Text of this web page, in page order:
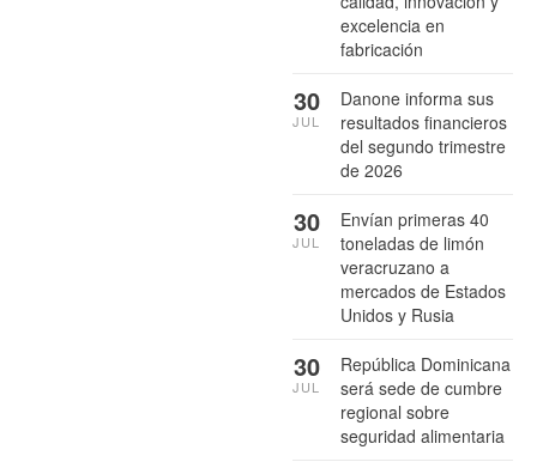
excelencia en
fabricación
Danone informa sus
resultados financieros
del segundo trimestre
de 2026
30
JUL
Envían primeras 40
toneladas de limón
veracruzano a
mercados de Estados
Unidos y Rusia
30
JUL
República Dominicana
será sede de cumbre
regional sobre
seguridad alimentaria
30
JUL